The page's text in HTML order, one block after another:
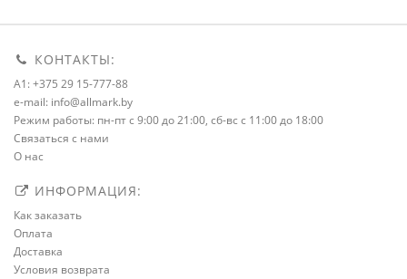
КОНТАКТЫ:
A1: +375 29 15-777-88
e-mail: info@allmark.by
Режим работы: пн-пт с 9:00 до 21:00, сб-вс с 11:00 до 18:00
Связаться с нами
О нас
ИНФОРМАЦИЯ:
Как заказать
Оплата
Доставка
Условия возврата